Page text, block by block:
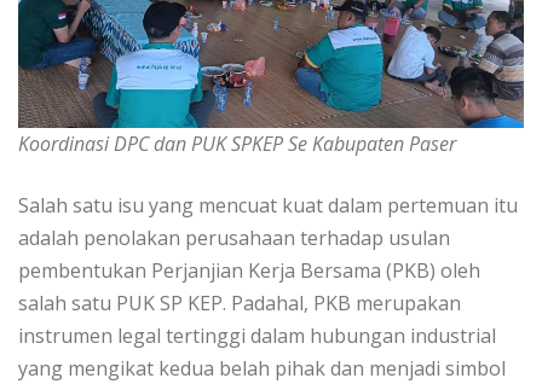
Koordinasi DPC dan PUK SPKEP Se Kabupaten Paser
Salah satu isu yang mencuat kuat dalam pertemuan itu
adalah penolakan perusahaan terhadap usulan
pembentukan Perjanjian Kerja Bersama (PKB) oleh
salah satu PUK SP KEP. Padahal, PKB merupakan
instrumen legal tertinggi dalam hubungan industrial
yang mengikat kedua belah pihak dan menjadi simbol